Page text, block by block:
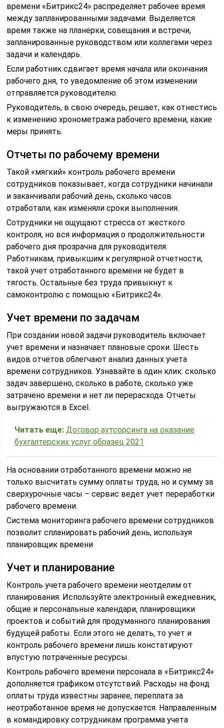
времени «Битрикс24» распределяет рабочее время
между запланированными задачами. Выделяется
время также на планерки, совещания и встречи,
запланированные руководством или коллегами через
задачи и календарь.
Если работник сдвигает время начала или окончания
рабочего дня, то уведомление об этом изменении
отправляется руководителю.
Руководитель, в свою очередь, решает, как отнестись
к изменению хронометража рабочего времени, какие
меры принять.
Отчеты по рабочему времени
Такой «мягкий» контроль рабочего времени
сотрудников показывает, когда сотрудники начинали
и заканчивали рабочий день, сколько часов
отработали, как изменяли сроки выполнения.
Сотрудники не ощущают стресса от жесткого
контроля, но вся информация о продолжительности
рабочего дня прозрачна для руководителя.
Работникам, привыкшим к регулярной отчетности,
такой учет отработанного времени не будет в
тягость. Остальные без труда привыкнут к
самоконтролю с помощью «Битрикс24».
Учет времени по задачам
При создании новой задачи руководитель включает
учет времени и назначает плановые сроки. Шесть
видов отчетов облегчают анализ данных учета
времени сотрудников. Узнавайте в один клик: сколько
задач завершено, сколько в работе, сколько уже
затрачено времени и нет ли перерасхода. Отчеты
выгружаются в Excel.
Читать еще: Договор аутсорсинга на оказание
бухгалтерских услуг образец 2021
На основании отработанного времени можно не
только высчитать сумму оплаты труда, но и сумму за
сверхурочные часы – сервис ведет учет переработки
рабочего времени.
Система мониторинга рабочего времени сотрудников
позволит спланировать рабочий день, используя
планировщик времени
Учет и планирование
Контроль учета рабочего времени неотделим от
планирования. Используйте электронный ежедневник,
общие и персональные календари, планировщики
проектов и событий для продуманного планирования
будущей работы. Если этого не делать, то учет и
контроль рабочего времени лишь констатируют
впустую потраченные ресурсы.
Контроль рабочего времени персонала в «Битрикс24»
дополняется графиком отсутствий. Расходы на фонд
оплаты труда известны заранее, переплата за
неотработанное время не допускается. Направленным
в командировку сотрудникам программа учета